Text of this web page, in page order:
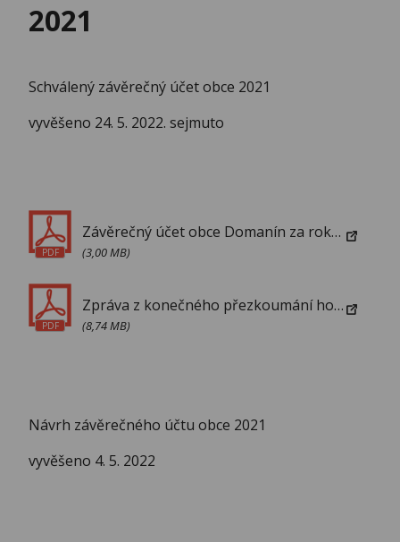
2021
Schválený závěrečný účet obce 2021
vyvěšeno 24. 5. 2022. sejmuto
Závěrečný účet obce Domanín za rok 2021
(3,00 MB)
PDF
Zpráva z konečného přezkoumání hospodaření
(8,74 MB)
PDF
Návrh závěrečného účtu obce 2021
vyvěšeno 4. 5. 2022